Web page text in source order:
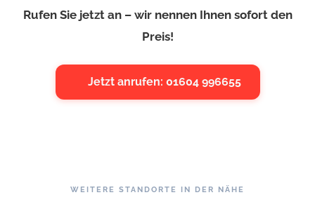
Rufen Sie jetzt an – wir nennen Ihnen sofort den
Preis!
Jetzt anrufen: 01604 996655
WEITERE STANDORTE IN DER NÄHE